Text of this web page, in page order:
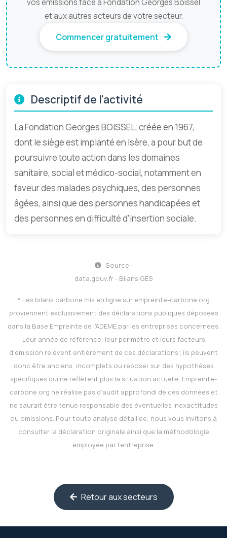
vos émissions face à Fondation Georges Boissel
et aux autres acteurs de votre secteur.
Commencer gratuitement
Descriptif de l'activité
La Fondation Georges BOISSEL, créée en 1967,
dont le siège est implanté en Isère, a pour but de
poursuivre toute action dans les domaines
sanitaire, social et médico-social, notamment en
faveur des malades psychiques, des personnes
âgées, ainsi que des personnes handicapées et
des personnes en difficulté d’insertion sociale.
Source :
data.gouv.fr - Bilans GES
* Les bilans carbone mis en ligne sur empreinte-carbone.org
proviennent exclusivement des déclarations publiques déposées
dans la Base Empreinte de l’ADEME par les entreprises concernées.
Leur année de référence, leur périmètre et leurs facteurs
d’émission relèvent entièrement de ces déclarations ; ils peuvent
donc être anciens, incomplets ou reposer sur des hypothèses
spécifiques qui ne reflètent plus la situation actuelle. Empreinte-
carbone.org ne réalise pas d’audit approfondi de ces données et
ne saurait être tenue responsable des éventuelles inexactitudes
ou omissions. Pour toute analyse détaillée, nous vous invitons à
consulter la déclaration originale ainsi que la méthodologie
employée par l’entreprise.
Retour aux secteurs